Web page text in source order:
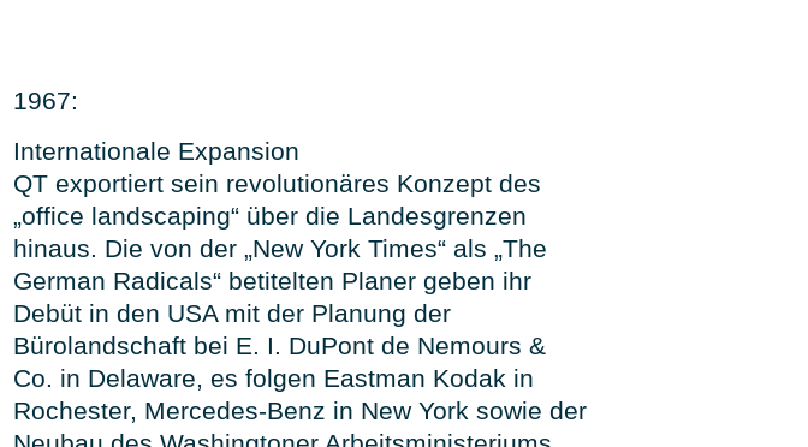
1967:
Internationale Expansion
QT exportiert sein revolutionäres Konzept des
„office landscaping“ über die Landesgrenzen
hinaus. Die von der „New York Times“ als „The
German Radicals“ betitelten Planer geben ihr
Debüt in den USA mit der Planung der
Bürolandschaft bei E. I. DuPont de Nemours &
Co. in Delaware, es folgen Eastman Kodak in
Rochester, Mercedes-Benz in New York sowie der